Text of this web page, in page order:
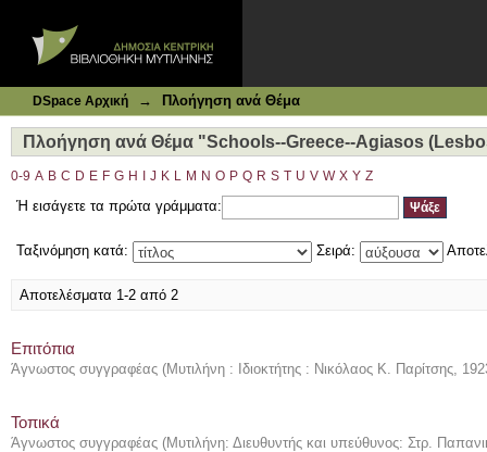
DSpace Αρχική → Πλοήγηση ανά Θέμα
Πλοήγηση ανά Θέμα "Schools--Greece--Agiasos
0-9 A B C D E F G H J K L M N O P Q R S T U V W X Y Z
Ή εισάγετε τα πρώτα γράμματα:
Ταξινόμηση κατά: Σειρά:
Αποτελέσματα 1-2 από 2
Επιτόπια
Άγνωστος συγγραφέας (Μυτιλήνη : Ιδιοκτήτης : Νικόλαος Κ. Παρίτσης,
Τοπικά
Άγνωστος συγγραφέας (Μυτιλήνη: Διευθυντής και υπεύθυνος: Στρ.